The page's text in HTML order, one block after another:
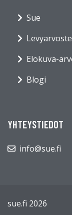
Sue
Elokuva-
Blogi
YHTEYSTIEDOT
info@sue.fi
sue.fi 2026